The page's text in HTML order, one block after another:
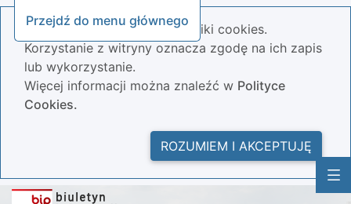
Przejdź do menu głównego
Nasza strona wykorzystuje pliki cookies.
Korzystanie z witryny oznacza zgodę na ich zapis
lub wykorzystanie.
Więcej informacji można znaleźć w Polityce
Cookies.
ROZUMIEM I AKCEPTUJĘ